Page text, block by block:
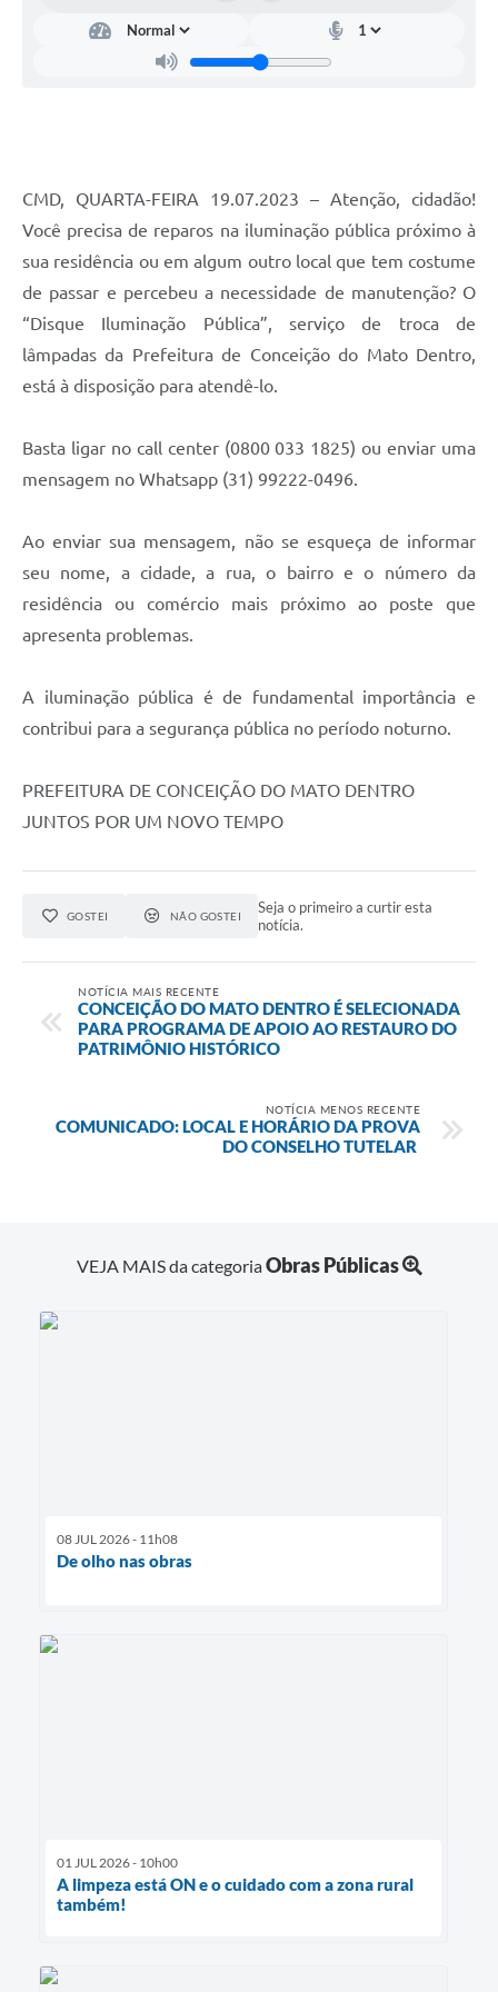
Notificações de Penalidades – Decisões
Galeria de Fotos
Audiências Públicas
Arquivos para Download
Galeria de Vídeos
Contas Públicas
Links
A Prefeitura
CMD, QUARTA-FEIRA 19.07.2023 – Atenção, cidadão!
Você precisa de reparos na iluminação pública próximo à
sua residência ou em algum outro local que tem costume
de passar e percebeu a necessidade de manutenção? O
“Disque Iluminação Pública”, serviço de troca de
lâmpadas da Prefeitura de Conceição do Mato Dentro,
está à disposição para atendê-lo.
Basta ligar no call center (0800 033 1825) ou enviar uma
mensagem no Whatsapp (31) 99222-0496.
Ao enviar sua mensagem, não se esqueça de informar
seu nome, a cidade, a rua, o bairro e o número da
residência ou comércio mais próximo ao poste que
apresenta problemas.
A iluminação pública é de fundamental importância e
contribui para a segurança pública no período noturno.
PREFEITURA DE CONCEIÇÃO DO MATO DENTRO
JUNTOS POR UM NOVO TEMPO
GOSTEI NÃO GOSTEI
Seja o primeiro a curtir esta
notícia.
NOTÍCIA MAIS RECENTE
CONCEIÇÃO DO MATO DENTRO É SELECIONADA
PARA PROGRAMA DE APOIO AO RESTAURO DO
PATRIMÔNIO HISTÓRICO
NOTÍCIA MENOS RECENTE
COMUNICADO: LOCAL E HORÁRIO DA PROVA
DO CONSELHO TUTELAR
VEJA MAIS da categoriaObras Públicas
08 JUL 2026 - 11h08
De olho nas obras
01 JUL 2026 - 10h00
A limpeza está ON e o cuidado com a zona rural
também!